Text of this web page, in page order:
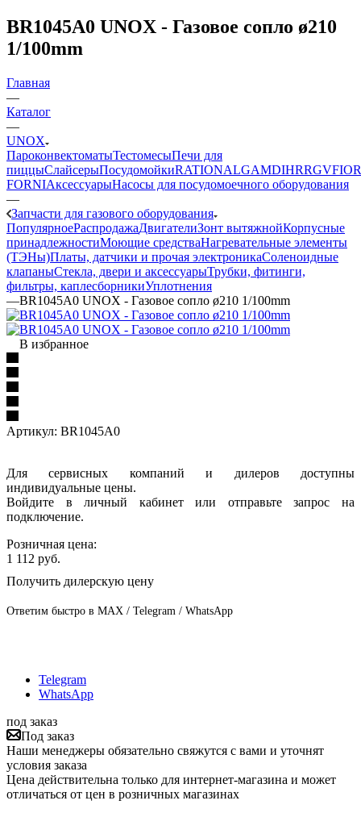
BR1045A0 UNOX - Газовое сопло ø210
1/100mm
Главная
—
Каталог
—
UNOX
ПароконвектоматыТестомесыПечи для
пиццыСлайсерыПосудомойкиRATIONALGAMDIHRRGV
FORNIАксессуарыНасосы для посудомоечного оборудования
—
Запчасти для газового оборудования
ПопулярноеРаспродажаДвигателиЗонт вытяжнойКорпусные
принадлежностиМоющие средстваНагревательные элементы
(ТЭНы)Платы, датчики и прочая электроникаСоленоидные
клапаныСтекла, двери и аксессуарыТрубки, фитинги,
фильтры, каплесборникиУплотнения
—BR1045A0 UNOX - Газовое сопло ø210 1/100mm
В избранное
Артикул: BR1045A0
Для сервисных компаний и дилеров доступны
индивидуальные цены.
Войдите в личный кабинет или отправьте запрос на
подключение.
Розничная цена:
1 112 руб.
Получить дилерскую цену
Ответим быстро в MAX / Telegram / WhatsApp
Telegram
WhatsApp
под заказ
Под заказ
Наши менеджеры обязательно свяжутся с вами и уточнят
условия заказа
Цена действительна только для интернет-магазина и может
отличаться от цен в розничных магазинах